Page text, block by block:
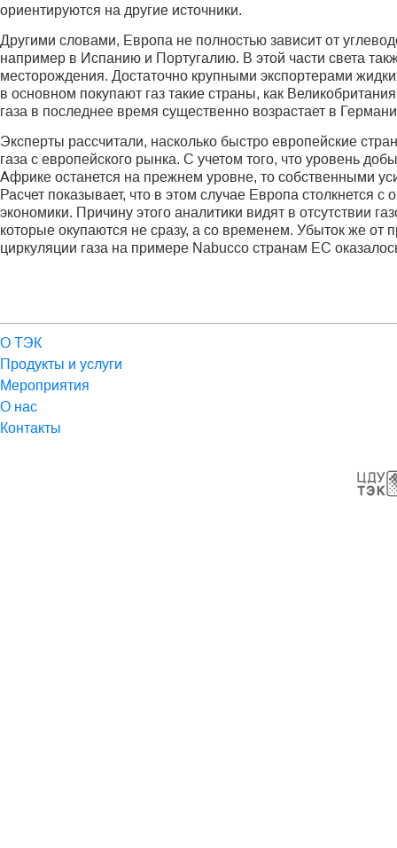
ориентируются на другие источники.
Другими словами, Европа не полностью зависит от
например в Испанию и Португалию. В этой части света
месторождения. Достаточно крупными экспортерами
в основном покупают газ такие страны, как
газа в последнее время существенно возрастает в
Эксперты рассчитали, насколько быстро европейские
газа с европейского рынка. С учетом того, что уровень
Африке останется на прежнем уровне, то собственными
Расчет показывает, что в этом случае Европа столкнется
экономики. Причину этого аналитики видят в отсутствии
которые окупаются не сразу, а со временем. Убыток же от
циркуляции газа на примере Nabucco странам ЕС
О ТЭК
Продукты и услуги
Мероприятия
О нас
Контакты